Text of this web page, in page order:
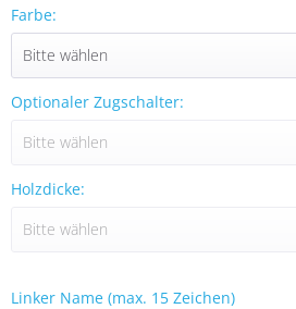
Farbe:
Optionaler Zugschalter:
Holzdicke:
Linker Name (max. 15 Zeichen)